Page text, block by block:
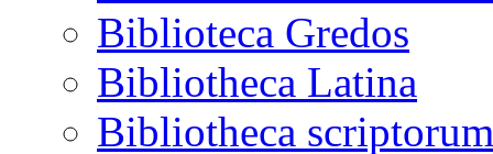
Biblioteca Gredos
Bibliotheca Latina
Bibliotheca